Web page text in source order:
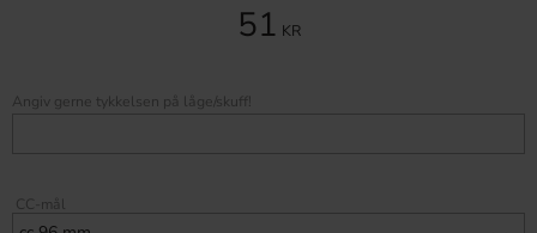
51 KR
CC-mål
Angiv gerne tykkelsen på låge/skuff!